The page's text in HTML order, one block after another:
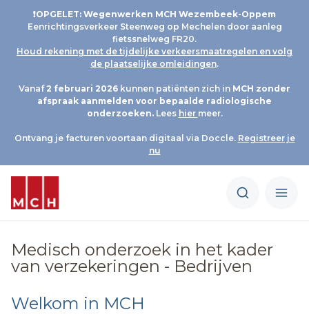
❗OPGELET: Wegenwerken MCH Wezembeek-Oppem
Eenrichtingsverkeer Steenweg op Mechelen door aanleg
fietssnelweg FR20.
Houd rekening met de tijdelijke verkeersmaatregelen en volg
de plaatselijke omleidingen.
Vanaf 2 februari 2026 kunnen patiënten zich in MCH zonder
afspraak aanmelden voor bepaalde radiologische
onderzoeken.Lees hier meer.
Ontvang je facturen voortaan digitaal via Doccle. Registreer je
nu
Medisch onderzoek in het kader
van verzekeringen - Bedrijven
Welkom in MCH